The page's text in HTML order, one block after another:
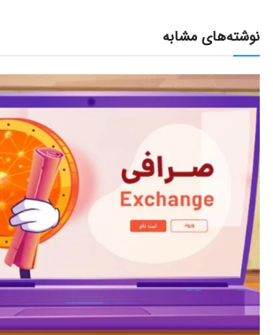
نوشته‌های مشابه